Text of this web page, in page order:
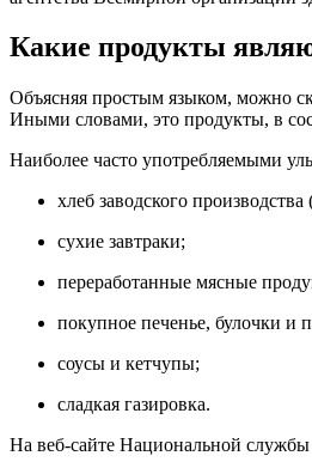
Какие продукты
Объясняя простым языком, можно
Иными словами, это продукты, в
Наиболее часто употребляемыми
хлеб заводского
сухие завтраки;
переработанные мясные
покупное печенье, булочки и
соусы и кетчупы;
сладкая газировка.
На веб-сайте Национальной службы